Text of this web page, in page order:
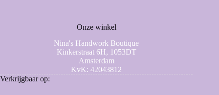
Onze winkel
Nina's Handwork Boutique
Kinkerstraat 6H, 1053DT
Amsterdam
KvK: 42043812
Verkrijgbaar op: